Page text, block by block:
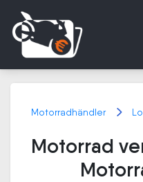
Motorradhändler
Motorrad